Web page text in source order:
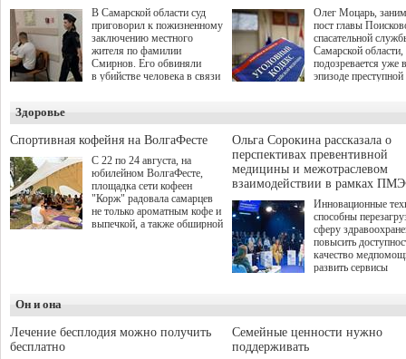
В Самарской области суд
приговорил к пожизненному
заключению местного
жителя по фамилии
Смирнов. Его обвиняли
в убийстве человека в связи
Олег Моцарь,
пост главы
спасательной
Самарской области,
подозревается уже
эпизоде преступной
а сам он
Здоровье
Спортивная кофейня на ВолгаФесте
С 22 по 24 августа, на
юбилейном ВолгаФесте,
площадка сети кофеен
"Корж" радовала самарцев
не только ароматным кофе и
выпечкой, а также обширной
Ольга Сорокина рассказала о
перспективах превентивной
медицины и межотраслевом
взаимодействии в рамках
Инновационные
способны
сферу
повысить
качество
развить сервисы
определенными
К ним можно
Он и она
Лечение бесплодия можно получить
бесплатно
Семейные ценности нужно
поддерживать